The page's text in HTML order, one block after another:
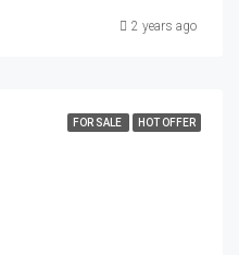
2 years ago
FOR SALE HOT OFFER